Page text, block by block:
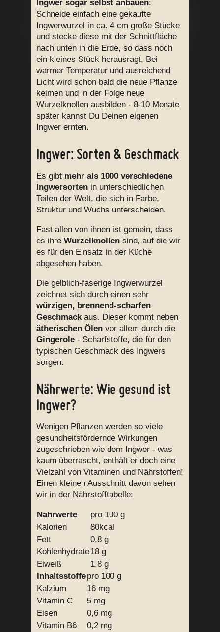
Ingwer sogar selbst anbauen:
Schneide einfach eine gekaufte
Ingwerwurzel in ca. 4 cm große Stücke
und stecke diese mit der Schnittfläche
nach unten in die Erde, so dass noch
ein kleines Stück herausragt. Bei
warmer Temperatur und ausreichend
Licht wird schon bald die neue Pflanze
keimen und in der Folge neue
Wurzelknollen ausbilden - 8-10 Monate
später kannst Du Deinen eigenen
Ingwer ernten.
Ingwer: Sorten & Geschmack
Es gibt mehr als 1000 verschiedene
Ingwersorten in unterschiedlichen
Teilen der Welt, die sich in Farbe,
Struktur und Wuchs unterscheiden.
Fast allen von ihnen ist gemein, dass
es ihre Wurzelknollen sind, auf die wir
es für den Einsatz in der Küche
abgesehen haben.
Die gelblich-faserige Ingwerwurzel
zeichnet sich durch einen sehr
würzigen, brennend-scharfen
Geschmackaus. Dieser kommt neben
ätherischen Ölen vor allem durch die
Gingerole - Scharfstoffe, die für den
typischen Geschmack des Ingwers
sorgen.
Nährwerte: Wie gesund ist
Ingwer?
Wenigen Pflanzen werden so viele
gesundheitsfördernde Wirkungen
zugeschrieben wie dem Ingwer - was
kaum überrascht, enthält er doch eine
Vielzahl von Vitaminen und Nährstoffen!
Einen kleinen Ausschnitt davon sehen
wir in der Nährstofftabelle:
Nährwerte
pro 100 g
Kalorien
80kcal
Fett
0,8 g
Kohlenhydrate18 g
Eiweiß
1,8 g
Inhaltsstoffepro 100 g
Kalzium
16 mg
Vitamin C
5 mg
Eisen
0,6 mg
Vitamin B6
0,2 mg